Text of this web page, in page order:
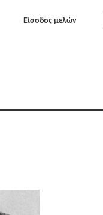
Είσοδος μελών